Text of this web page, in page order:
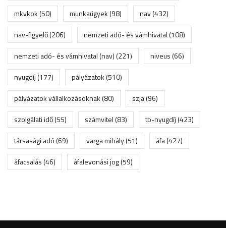
mkvkok(50) munkaügyek(98) nav(432)
nav-figyelő(206) nemzeti adó- és vámhivatal(108)
nemzeti adó- és vámhivatal (nav)(221) niveus(66)
nyugdíj(177) pályázatok(510)
pályázatok vállalkozásoknak(80) szja(96)
szolgálati idő(55) számvitel(83) tb-nyugdíj(423)
társasági adó(69) varga mihály(51) áfa(427)
áfacsalás(46) áfalevonási jog(59)